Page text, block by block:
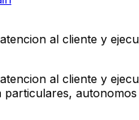
al cliente y
al cliente y